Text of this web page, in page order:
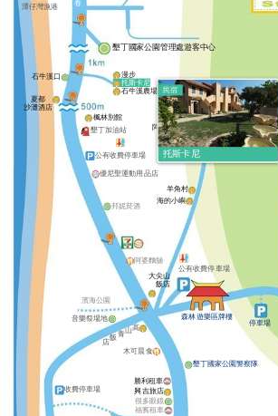
民宿
托斯卡尼
墾丁國家公園管理處遊客中心
潭仔灣漁港
石牛溪口
夏都
沙灘酒店
托斯卡尼
石牛溪農場
漫步
墾丁加油站
公有收費停車場
邦妮菸酒
阿婆麵舖
公有收費停車場
大尖山
飯店
濱海公園
森林遊樂區牌樓
停車場
阿可休閒農莊
勝利租車
木可晨食
墾丁國家公園警察隊
春
收費停車場
楓林別館
羊角村
海的小嶼
福賓租車
優尼聖運動用品店
很多眼鏡
興吉旅店
音樂祭場地
夏林灣
高
山
青
飯
店